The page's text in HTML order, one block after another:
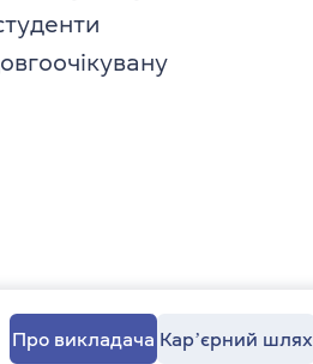
Про викладача Карʼєрний шлях